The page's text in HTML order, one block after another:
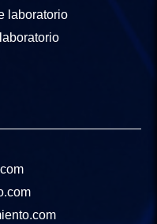
laboratorio